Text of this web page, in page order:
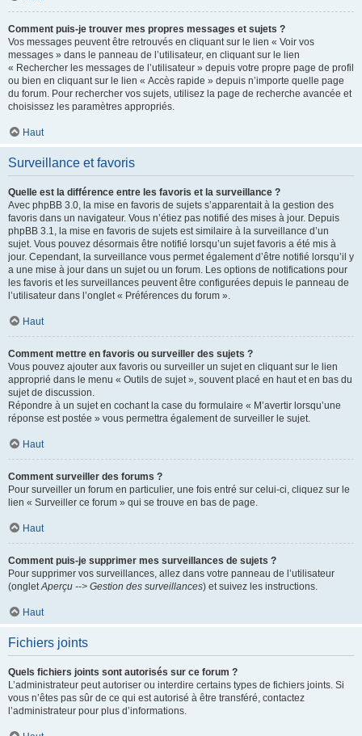
Comment puis-je trouver mes propres messages et sujets ?
Vos messages peuvent être retrouvés en cliquant sur le lien « Voir vos
messages » dans le panneau de l’utilisateur, en cliquant sur le lien
« Rechercher les messages de l’utilisateur » depuis votre propre page de profil
ou bien en cliquant sur le lien « Accès rapide » depuis n’importe quelle page
du forum. Pour rechercher vos sujets, utilisez la page de recherche avancée et
choisissez les paramètres appropriés.
Haut
Surveillance et favoris
Quelle est la différence entre les favoris et la surveillance ?
Avec phpBB 3.0, la mise en favoris de sujets s’apparentait à la gestion des
favoris dans un navigateur. Vous n’étiez pas notifié des mises à jour. Depuis
phpBB 3.1, la mise en favoris de sujets est similaire à la surveillance d’un
sujet. Vous pouvez désormais être notifié lorsqu’un sujet favoris a été mis à
jour. Cependant, la surveillance vous permet également d’être notifié lorsqu’il y
a une mise à jour dans un sujet ou un forum. Les options de notifications pour
les favoris et les surveillances peuvent être configurées depuis le panneau de
l’utilisateur dans l’onglet « Préférences du forum ».
Haut
Comment mettre en favoris ou surveiller des sujets ?
Vous pouvez ajouter aux favoris ou surveiller un sujet en cliquant sur le lien
approprié dans le menu « Outils de sujet », souvent placé en haut et en bas du
sujet de discussion.
Répondre à un sujet en cochant la case du formulaire « M’avertir lorsqu’une
réponse est postée » vous permettra également de surveiller le sujet.
Haut
Comment surveiller des forums ?
Pour surveiller un forum en particulier, une fois entré sur celui-ci, cliquez sur le
lien « Surveiller ce forum » qui se trouve en bas de page.
Haut
Comment puis-je supprimer mes surveillances de sujets ?
Pour supprimer vos surveillances, allez dans votre panneau de l’utilisateur
(ongletAperçu --> Gestion des surveillances) et suivez les instructions.
Haut
Fichiers joints
Quels fichiers joints sont autorisés sur ce forum ?
L’administrateur peut autoriser ou interdire certains types de fichiers joints. Si
vous n’êtes pas sûr de ce qui est autorisé à être transféré, contactez
l’administrateur pour plus d’informations.